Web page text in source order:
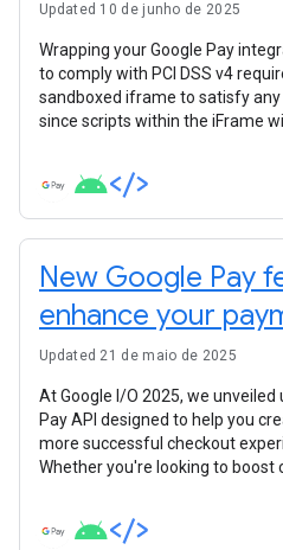
Updated 10 de junho de 2025
Wrapping your Google Pay
to comply with PCI DSS v4
sandboxed iframe to satisfy
since scripts within the iFrame
New Google Pay
enhance your
Updated 21 de maio de 2025
At Google I/O 2025, we
Pay API designed to help you
more successful checkout
Whether you're looking to boost
integration, there's something
key announcements developers